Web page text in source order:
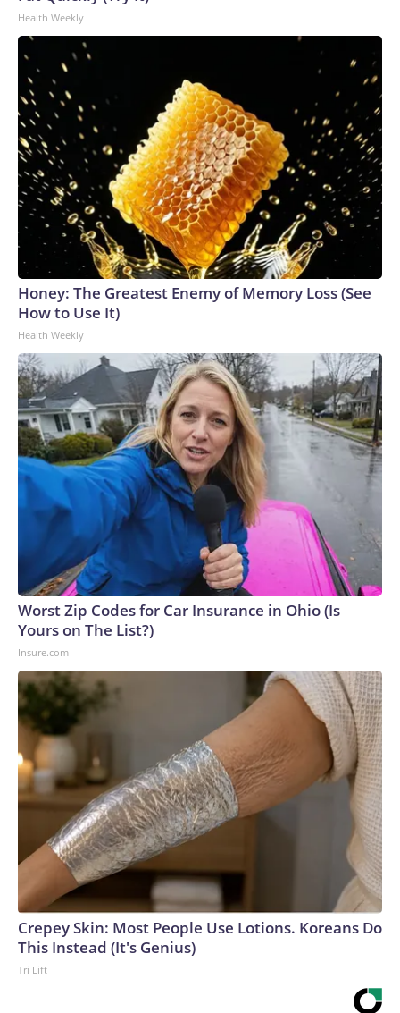
respetará el calendario previsto para las elecciones
presidenciales, programadas para principios del próximo
año.La Confederación Africana de Fútbol, que depende más
del dinero que distribuye la FIFA que otras confederaciones
continentales, ha respaldado a Infantino.The-CNN-Wire™ &
© 2026 Cable News Network, Inc., a Warner Bros.
Discovery Company. All rights reserved.
Health Weekly
Honey: The Greatest Enemy of Memory Loss (See
How to Use It)
Health Weekly
Worst Zip Codes for Car Insurance in Ohio (Is
Yours on The List?)
Insure.com
Crepey Skin: Most People Use Lotions. Koreans Do
This Instead (It's Genius)
Tri Lift